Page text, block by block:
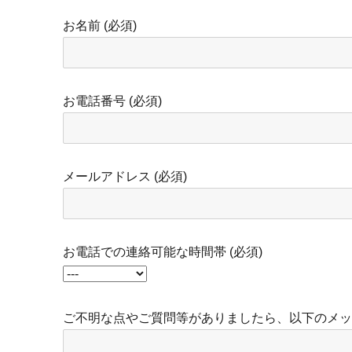
お名前 (必須)
お電話番号 (必須)
メールアドレス (必須)
お電話での連絡可能な時間帯 (必須)
ご不明な点やご質問等がありましたら、以下のメ